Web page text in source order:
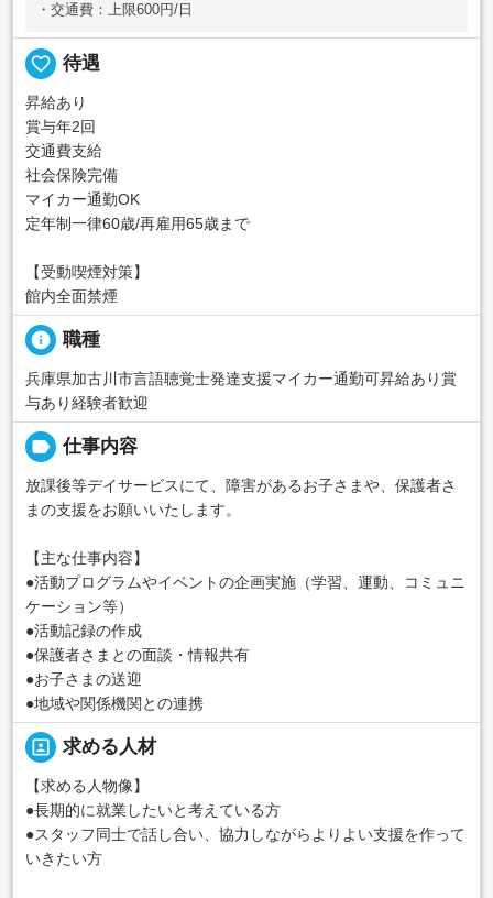
・交通費：上限600円/日
favorite_border 待遇
昇給あり
賞与年2回
交通費支給
社会保険完備
マイカー通勤OK
定年制一律60歳/再雇用65歳まで
【受動喫煙対策】
館内全面禁煙
info 職種
兵庫県加古川市言語聴覚士発達支援マイカー通勤可昇給あり賞
与あり経験者歓迎
label 仕事内容
放課後等デイサービスにて、障害があるお子さまや、保護者さ
まの支援をお願いいたします。
【主な仕事内容】
●活動プログラムやイベントの企画実施（学習、運動、コミュニ
ケーション等）
●活動記録の作成
●保護者さまとの面談・情報共有
●お子さまの送迎
●地域や関係機関との連携
portrait 求める人材
【求める人物像】
●長期的に就業したいと考えている方
●スタッフ同士で話し合い、協力しながらよりよい支援を作って
いきたい方